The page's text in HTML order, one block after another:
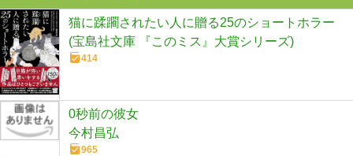
猫に蹂躙されたい人に贈る25のショートホラー
(宝島社文庫 『このミス』大賞シリーズ)
414
0秒前の彼女
今村昌弘
965